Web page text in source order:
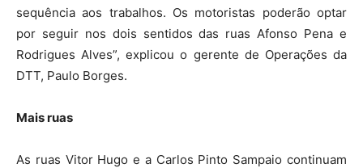
sequência aos trabalhos. Os motoristas poderão optar
por seguir nos dois sentidos das ruas Afonso Pena e
Rodrigues Alves”, explicou o gerente de Operações da
DTT, Paulo Borges.
Mais ruas
As ruas Vitor Hugo e a Carlos Pinto Sampaio continuam